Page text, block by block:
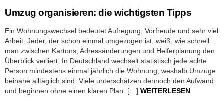
Umzug organisieren: die wichtigsten Tipps
Ein Wohnungswechsel bedeutet Aufregung, Vorfreude und sehr viel
Arbeit. Jeder, der schon einmal umgezogen ist, weiß, wie schnell
man zwischen Kartons, Adressänderungen und Helferplanung den
Überblick verliert. In Deutschland wechselt statistisch jede achte
Person mindestens einmal jährlich die Wohnung, weshalb Umzüge
beinahe alltäglich sind. Viele unterschätzen dennoch den Aufwand
und beginnen ohne einen klaren Plan. […] WEITERLESEN